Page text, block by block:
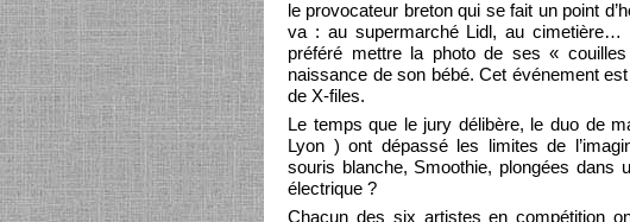
le provocateur breton qui se fait un point
va : au supermarché Lidl, au cimetière…
préféré mettre la photo de ses «
naissance de son bébé. Cet événement
de X-files.
Le temps que le jury délibère, le duo de
Lyon ) ont dépassé les limites de
souris blanche, Smoothie, plongées dans
électrique ?
Chacun des six artistes en compétition